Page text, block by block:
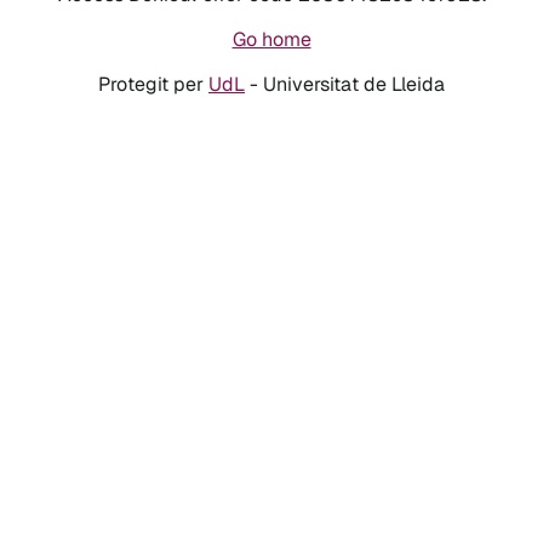
Go home
Protegit per UdL- Universitat de Lleida